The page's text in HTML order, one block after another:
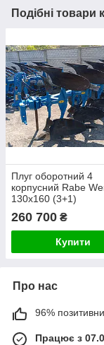
Подібні товари
Плуг оборотний 4
корпусний Rabe
130x160 (3+1)
260 700 ₴
Купити
Про нас
96%
Працює з